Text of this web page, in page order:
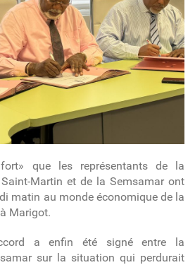
fort» que les représentants de la
Martin et de la Semsamar ont
matin au monde économique de la
Marigot.
a enfin été signé entre la
sur la situation qui perdurait